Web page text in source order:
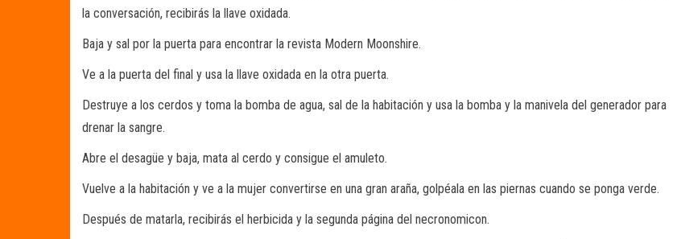
la conversación, recibirás la llave oxidada.
Baja y sal por la puerta para encontrar la revista Modern Moonshire.
Ve a la puerta del final y usa la llave oxidada en la otra puerta.
Destruye a los cerdos y toma la bomba de agua, sal de la habitación y usa la bomba y la manivela del generador para
drenar la sangre.
Abre el desagüe y baja, mata al cerdo y consigue el amuleto.
Vuelve a la habitación y ve a la mujer convertirse en una gran araña, golpéala en las piernas cuando se ponga verde.
Después de matarla, recibirás el herbicida y la segunda página del necronomicon.